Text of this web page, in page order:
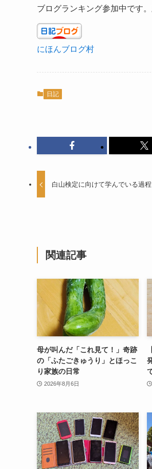
ブログランキング参加中です
にほんブログ村
日記
白山検定に向けて学んでいる過
関連記事
母が叫んだ「これ見て！」奇跡
の「ふたごきゅうり」とほっこ
り家族の日常
2026年8月6日